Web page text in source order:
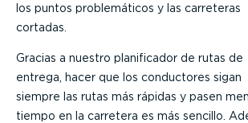
los puntos problemáticos y las carreteras
cortadas.
Gracias a nuestro planificador de rutas de
entrega, hacer que los conductores sigan
siempre las rutas más rápidas y pasen
tiempo en la carretera es más sencillo.